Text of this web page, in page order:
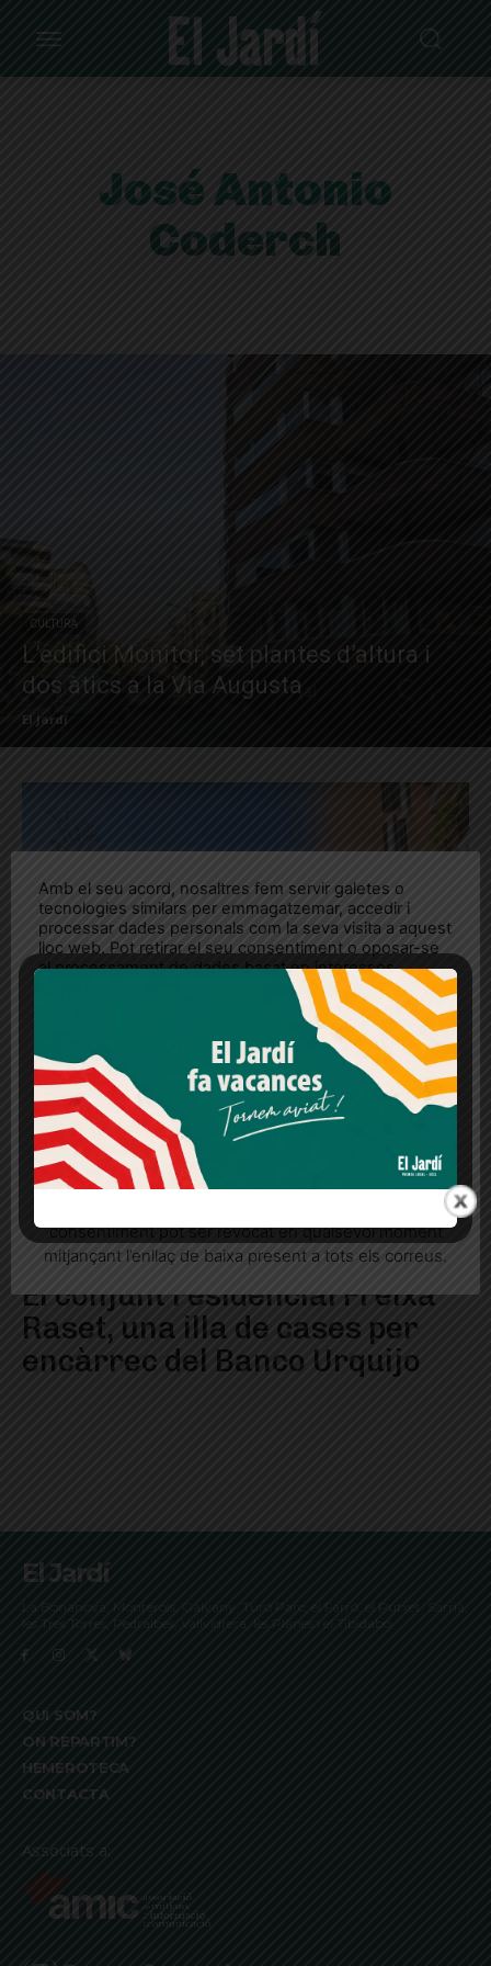
José Antonio
Coderch
CULTURA
L’edifici Monitor, set plantes d’altura i
dos àtics a la Via Augusta
El Jardí
El conjunt residencial Freixa
Raset, una illa de cases per
encàrrec del Banco Urquijo
El Jardí
La Bonanova, Monterols, Galvany, Turó Parc, el Farró, el Putxet, Sarrià,
les Tres Torres, Pedralbes, Vallvidrera, les Planes i el Tibidabo
QUI SOM?
ON REPARTIM?
HEMEROTECA
CONTACTA
Associats a:
Amb el seu acord, nosaltres fem servir galetes o
tecnologies similars per emmagatzemar, accedir i
processar dades personals com la seva visita a aquest
lloc web. Pot retirar el seu consentiment o oposar-se
al processament de dades basat en interessos
legítims en qualsevol moment fent clic a "Ajustos de
cookies" o a la nostra Política de privacitat en aquest
lloc web. Si cliques "acceptar" dones el teu
Més informació Acceptar Rebutjar tot
Quan l’usuari crea un compte al Diari el Jardí, dona el
seu consentiment explícit per rebre comunicacions
consentiment pot ser revocat en qualsevol moment
mitjançant l’enllaç de baixa present a tots els correus.